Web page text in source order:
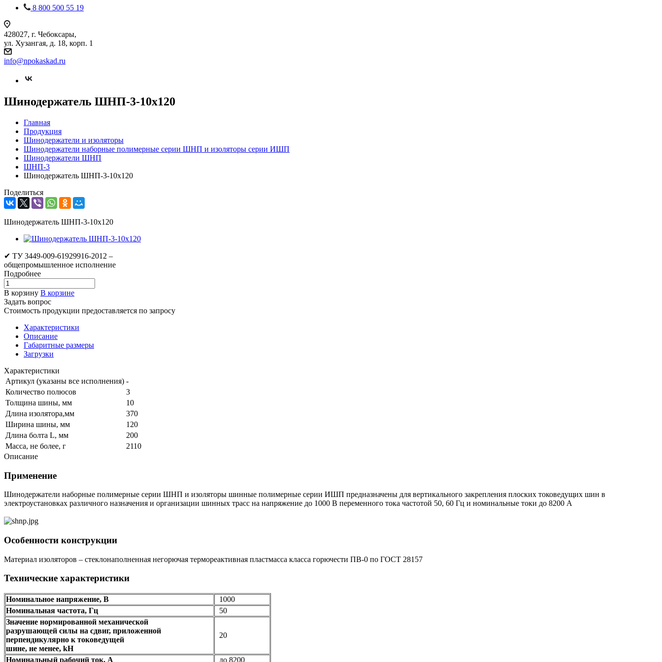
8 800 500 55 19
428027, г. Чебоксары,
ул. Хузангая, д. 18, корп. 1
info@npokaskad.ru
Шинодержатель ШНП-3-10х120
Главная
Продукция
Шинодержатели и изоляторы
Шинодержатели наборные полимерные серии ШНП и изоляторы серии ИШП
Шинодержатели ШНП
ШНП-3
Шинодержатель ШНП-3-10х120
Поделиться
Шинодержатель ШНП-3-10х120
✔ ТУ 3449-009-61929916-2012 –
общепромышленное исполнение
Подробнее
В корзину В корзине
Задать вопрос
Стоимость продукции предоставляется по запросу
Характеристики
Описание
Габаритные размеры
Загрузки
Характеристики
Артикул (указаны все исполнения) -
Количество полюсов
3
Толщина шины, мм
10
Длина изолятора,мм
370
Ширина шины, мм
120
Длина болта L, мм
200
Масса, не более, г
2110
Описание
Применение
Шинодержатели наборные полимерные серии ШНП и изоляторы шинные полимерные серии ИШП предназначены для вертикального закрепления плоских токоведущих шин в
электроустановках различного назначения и организации шинных трасс на напряжение до 1000 В переменного тока частотой 50, 60 Гц и номинальные токи до 8200 А
Особенности конструкции
Материал изоляторов – стеклонаполненная негорючая термореактивная пластмасса класса горючести ПВ-0 по ГОСТ 28157
Технические характеристики
Номинальное напряжение, В
1000
Номинальная частота, Гц
50
Значение нормированной механической
разрушающей силы на сдвиг, приложенной
перпендикулярно к токоведущей
шине, не менее, kH
20
Номинальный рабочий ток, А до 8200